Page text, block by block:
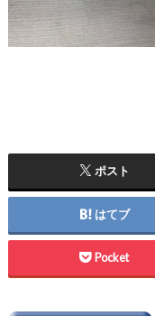
ポスト
はてブ
Pocket